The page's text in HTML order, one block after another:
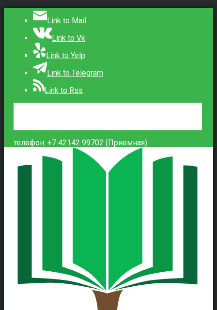
Link to Mail
Link to Vk
Link to Yelp
Link to Telegram
Link to Rss
телефон: +7 42142 99702 (Приемная)